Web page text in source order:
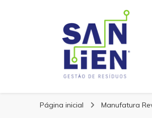
San Lien
San Lien
Página inicial Manufatura